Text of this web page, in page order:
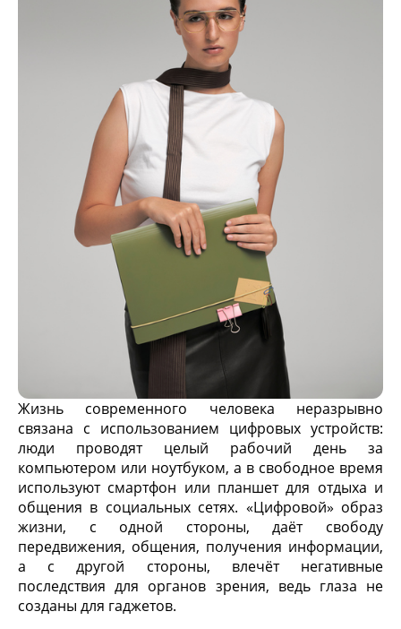
Жизнь современного человека неразрывно
связана с использованием цифровых устройств:
люди проводят целый рабочий день за
компьютером или ноутбуком, а в свободное время
используют смартфон или планшет для отдыха и
общения в социальных сетях. «Цифровой» образ
жизни, с одной стороны, даёт свободу
передвижения, общения, получения информации,
а с другой стороны, влечёт негативные
последствия для органов зрения, ведь глаза не
созданы для гаджетов.